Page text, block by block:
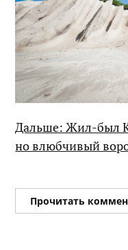
Дальше: Жил-был
но влюбчивый
Прочитать